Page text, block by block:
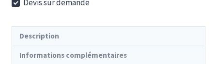
Devis sur demande
Description
Informations complémentaires